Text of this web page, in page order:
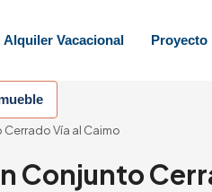
Alquiler Vacacional Proyecto
Vía al Caimo
Conjunto